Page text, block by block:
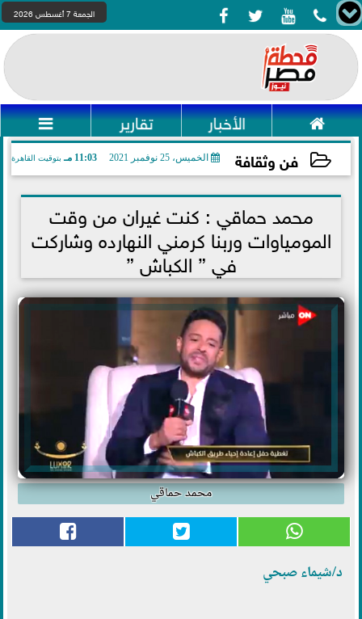
    الجمعة 7 أغسطس 2026
 الأخبار تقارير 
فن وثقافة الخميس، 25 نوفمبر 2021 11:03 مـ بتوقيت القاهرة
2021-11-25 23:03:52محمد حماقي : كنت غيران من وقت
المومياوات وربنا كرمني النهارده وشاركت
في ” الكباش ”
محمد حماقي
د/شيماء صبحي